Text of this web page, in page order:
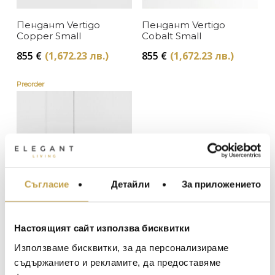
Съгласие Детайли За приложението
Настоящият сайт използва бисквитки
Използваме бисквитки, за да персонализираме
съдържанието и рекламите, да предоставяме
В наличност
Изчерпан, с опция за поръчка
ЦВЯТ
Медно
Пендант Vertigo
Copper Small
855 € (1,672.23 лв.)
Пендант Vertigo
Cobalt Small
855 € (1,672.23 лв.)
Preorder
Пендант Vertigo
Black Small
855€ (1,672.23 лв.)
МЕБЕЛИ ЗА ДОМА И
ЗА МАСАТА
BACCARAT